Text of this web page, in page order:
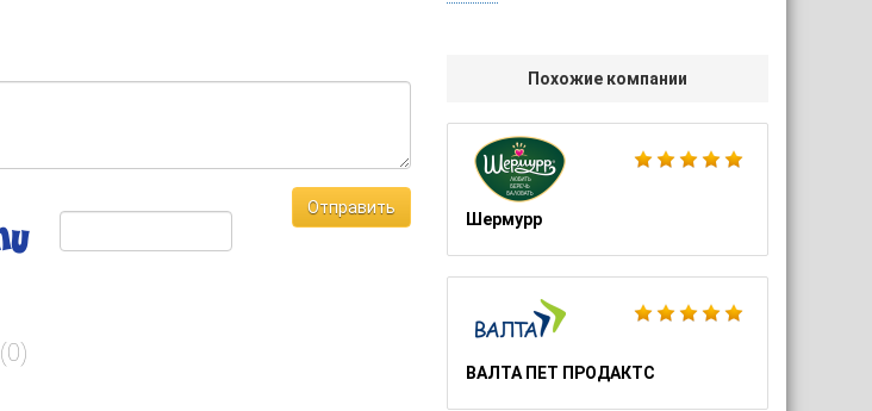
Похожие компании
Шермурр
ВАЛТА ПЕТ ПРОДАКТС
Отправить
(0)